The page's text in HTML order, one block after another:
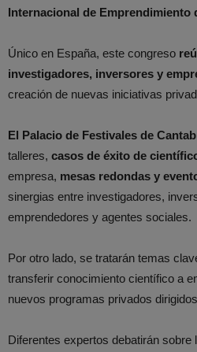
Internacional de Emprendimiento
Único en España, este congreso
investigadores, inversores y
creación de nuevas iniciativas
El Palacio de Festivales de
talleres, casos de éxito de
empresa, mesas redondas y
sinergias entre investigadores,
emprendedores y agentes sociales.
Por otro lado, se tratarán temas
transferir conocimiento científico a
nuevos programas privados
Diferentes expertos debatirán sobre